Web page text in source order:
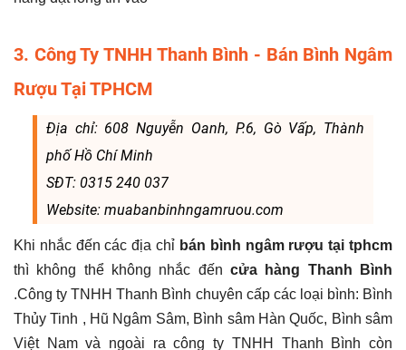
3. Công Ty TNHH Thanh Bình - Bán Bình Ngâm
Rượu Tại TPHCM
Địa chỉ: 608 Nguyễn Oanh, P.6, Gò Vấp, Thành
phố Hồ Chí Minh
SĐT: 0315 240 037
Website: muabanbinhngamruou.com
Khi nhắc đến các địa chỉ bán bình ngâm rượu tại tphcm
thì không thể không nhắc đến cửa hàng Thanh Bình
.Công ty TNHH Thanh Bình chuyên cấp các loại bình: Bình
Thủy Tinh , Hũ Ngâm Sâm, Bình sâm Hàn Quốc, Bình sâm
Việt Nam và ngoài ra công ty TNHH Thanh Bình còn